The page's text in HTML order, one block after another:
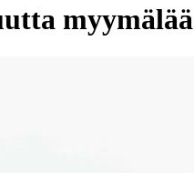
myymälää